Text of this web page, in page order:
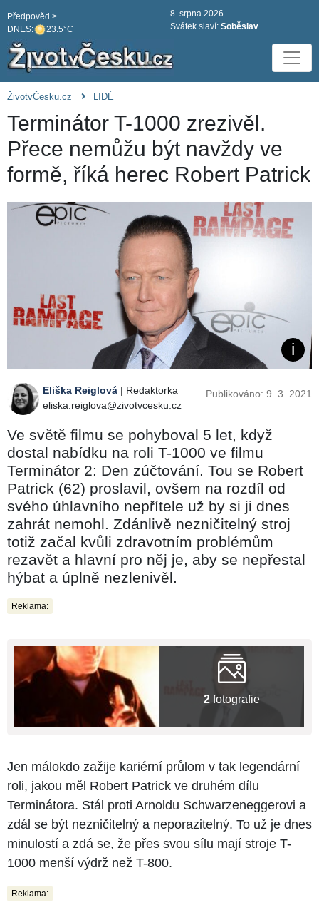
DNES: 23.5°C
Předpověd >
8. srpna 2026
Svátek slaví: Soběslav
ŽivotvČesku.cz LIDÉ
Terminátor T-1000 zrezivěl.
Přece nemůžu být navždy ve
formě, říká herec Robert Patrick
Eliška Reiglová | Redaktorka
eliska.reiglova@zivotvcesku.cz
Publikováno: 9. 3. 2021
Ve světě filmu se pohyboval 5 let, když
dostal nabídku na roli T-1000 ve filmu
Terminátor 2: Den zúčtování. Tou se Robert
Patrick (62) proslavil, ovšem na rozdíl od
svého úhlavního nepřítele už by si ji dnes
zahrát nemohl. Zdánlivě nezničitelný stroj
totiž začal kvůli zdravotním problémům
rezavět a hlavní pro něj je, aby se nepřestal
hýbat a úplně nezlenivěl.
Reklama:
2 fotografie
Jen málokdo zažije kariérní průlom v tak legendární
roli, jakou měl Robert Patrick ve druhém dílu
Terminátora. Stál proti Arnoldu Schwarzeneggerovi a
zdál se být nezničitelný a neporazitelný. To už je dnes
minulostí a zdá se, že přes svou sílu mají stroje T-
1000 menší výdrž než T-800.
Reklama: